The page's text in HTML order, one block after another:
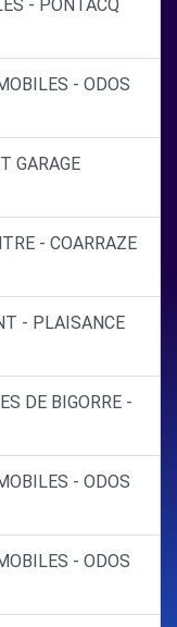
- PONTACQ
- ODOS
GARAGE
- COARRAZE
- PLAISANCE
DE BIGORRE -
- ODOS
- ODOS